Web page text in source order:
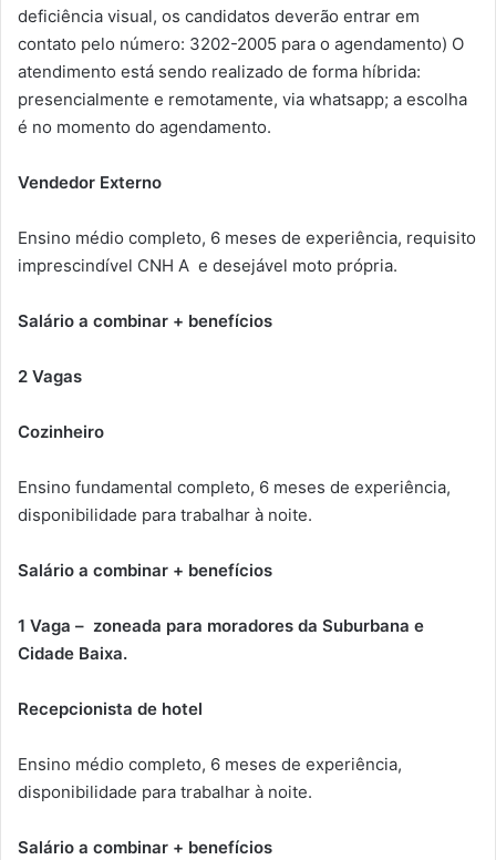
deficiência visual, os candidatos deverão entrar em
contato pelo número: 3202-2005 para o agendamento) O
atendimento está sendo realizado de forma híbrida:
presencialmente e remotamente, via whatsapp; a escolha
é no momento do agendamento.
Vendedor Externo
Ensino médio completo, 6 meses de experiência, requisito
imprescindível CNH A e desejável moto própria.
Salário a combinar + benefícios
2 Vagas
Cozinheiro
Ensino fundamental completo, 6 meses de experiência,
disponibilidade para trabalhar à noite.
Salário a combinar + benefícios
1 Vaga – zoneada para moradores da Suburbana e
Cidade Baixa.
Recepcionista de hotel
Ensino médio completo, 6 meses de experiência,
disponibilidade para trabalhar à noite.
Salário a combinar + benefícios